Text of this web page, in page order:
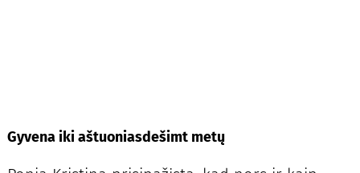
Gyvena iki aštuoniasdešimt metų